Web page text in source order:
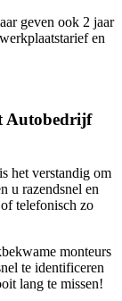
geven ook 2 jaar
en
Autobedrijf
het verstandig om
u razendsnel en
telefonisch zo
monteurs
te identificeren
lang te missen!